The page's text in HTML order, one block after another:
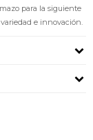
para la siguiente
e innovación.